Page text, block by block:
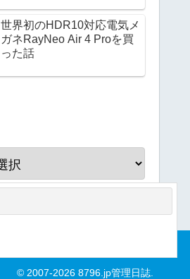
世界初のHDR10対応電気メ
ガネRayNeo Air 4 Proを買
った話
© 2007-2026 8796.jp管理日誌.